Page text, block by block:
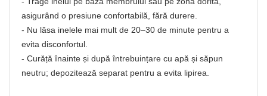
asigurând o presiune confortabilă, fără durere.
- Nu lăsa inelele mai mult de 20–30 de minute pentru a
evita disconfortul.
- Curăță înainte și după întrebuințare cu apă și săpun
neutru; depozitează separat pentru a evita lipirea.